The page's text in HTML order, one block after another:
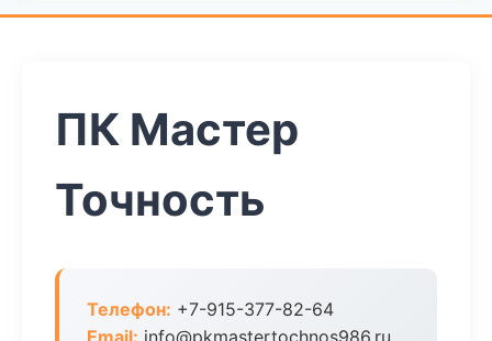
ПК Мастер
Точность
Телефон: +7-915-377-82-64
Email: info@pkmastertochnos986.ru